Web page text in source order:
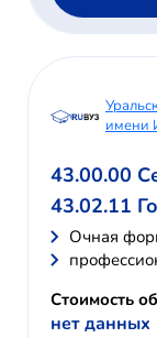
имени
43.00.00
43.02.11
Очная
Стоимость
нет данных